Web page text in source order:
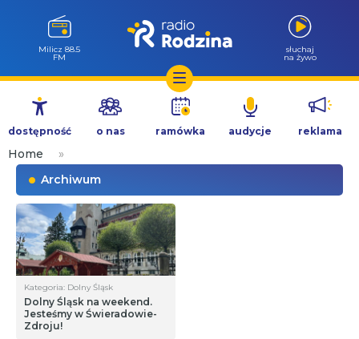
Przejdź
treści
Milicz 88.5
FM
słuchaj
na żywo
dostępność o nas ramówka audycje reklama
Home
»
Archiwum
Kategoria: Dolny Śląsk
Dolny Śląsk na weekend.
Jesteśmy w Świeradowie-
Zdroju!